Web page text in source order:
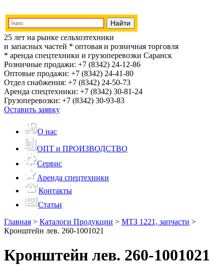
25 лет на рынке сельхозтехники
и запасных частей * оптовая и розничная торговля
* аренда спецтехники и грузоперевозки Саранск
Розничные продажи: +7 (8342) 24-12-86
Оптовые продажи: +7 (8342) 24-41-80
Отдел снабжения: +7 (8342) 24-50-73
Аренда спецтехники: +7 (8342) 30-81-24
Грузоперевозки: +7 (8342) 30-93-83
Оставить заявку
О нас
ОПТ и ПРОИЗВОДСТВО
Сервис
Аренда спецтехники
Контакты
Статьи
Главная > Каталоги Продукции > МТЗ 1221, запчасти >
Кронштейн лев. 260-1001021
Кронштейн лев. 260-1001021